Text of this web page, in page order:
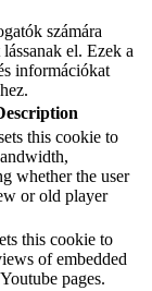
számára
el. Ezek a
információkat
this cookie to
whether the user
or old player
this cookie to
of embedded
pages.